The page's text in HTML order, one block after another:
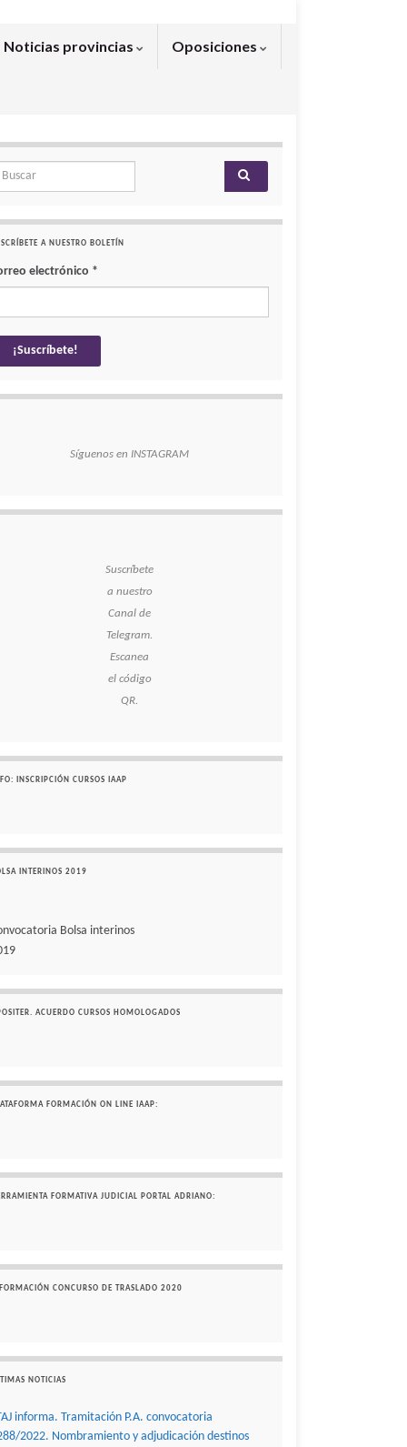
Noticias provincias Oposiciones
for:
A NUESTRO BOLETÍN
electrónico *
Síguenos en INSTAGRAM
Suscríbete
a nuestro
Canal de
Telegram.
Escanea
el código
QR.
INSCRIPCIÓN CURSOS IAAP
INTERINOS 2019
Bolsa interinos
ACUERDO CURSOS HOMOLOGADOS
FORMACIÓN ON LINE IAAP:
FORMATIVA JUDICIAL PORTAL ADRIANO:
CONCURSO DE TRASLADO 2020
NOTICIAS
informa. Tramitación P.A. convocatoria
2022. Nombramiento y adjudicación destinos